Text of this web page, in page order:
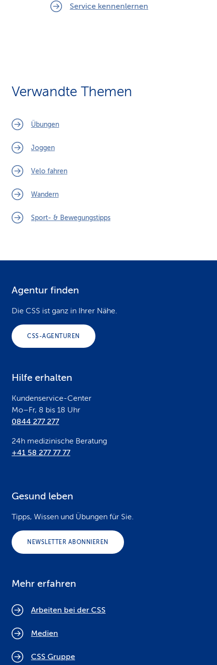
Service kennenlernen
Verwandte Themen
Übungen
Joggen
Velo fahren
Wandern
Sport- & Bewegungstipps
Agentur finden
Die CSS ist ganz in Ihrer Nähe.
CSS-AGENTUREN
Hilfe erhalten
Kundenservice-Center
Mo–Fr, 8 bis 18 Uhr
0844 277 277
24h medizinische Beratung
+41 58 277 77 77
Gesund leben
Tipps, Wissen und Übungen für Sie.
NEWSLETTER ABONNIEREN
Mehr erfahren
Arbeiten bei der CSS
Medien
CSS Gruppe